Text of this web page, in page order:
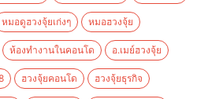
หมอดูฮวงจุ้ยเก่งๆ หมอฮวงจุ้ย
ห้องทำงานในคอนโด อ.เมย์ฮวงจุ้ย
ฮวงจุ้ยคอนโด ฮวงจุ้ยธุรกิจ